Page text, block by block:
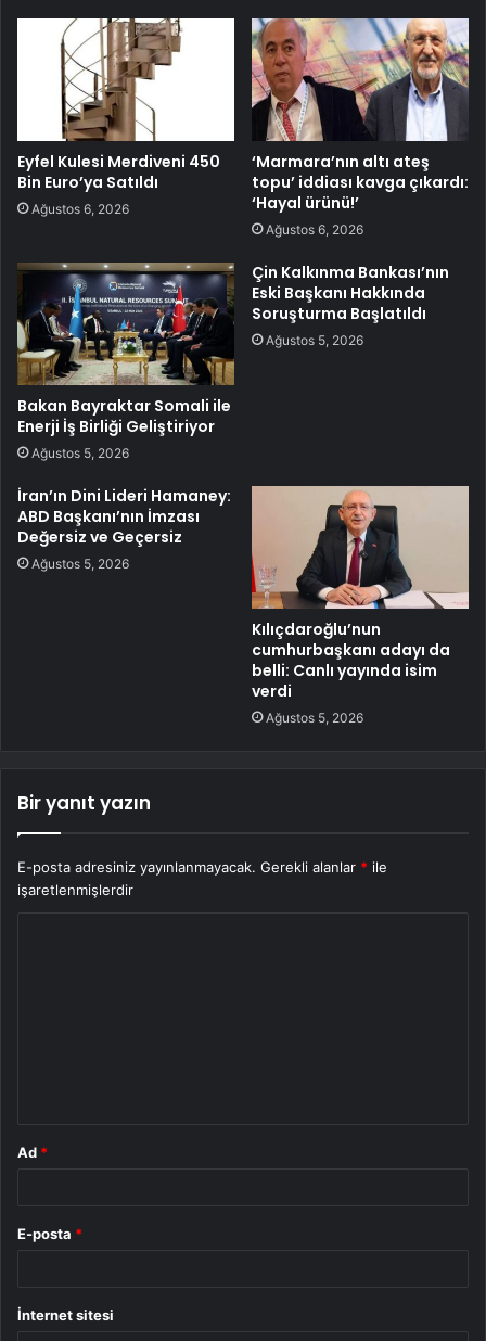
Eyfel Kulesi Merdiveni 450
Bin Euro’ya Satıldı
Ağustos 6, 2026
‘Marmara’nın altı ateş
topu’ iddiası kavga çıkardı:
‘Hayal ürünü!’
Ağustos 6, 2026
Bakan Bayraktar Somali ile
Enerji İş Birliği Geliştiriyor
Ağustos 5, 2026
Çin Kalkınma Bankası’nın
Eski Başkanı Hakkında
Soruşturma Başlatıldı
Ağustos 5, 2026
İran’ın Dini Lideri Hamaney:
ABD Başkanı’nın İmzası
Değersiz ve Geçersiz
Ağustos 5, 2026
Kılıçdaroğlu’nun
cumhurbaşkanı adayı da
belli: Canlı yayında isim
verdi
Ağustos 5, 2026
Bir yanıt yazın
E-posta adresiniz yayınlanmayacak. Gerekli alanlar * ile
işaretlenmişlerdir
Ad *
E-posta *
İnternet sitesi